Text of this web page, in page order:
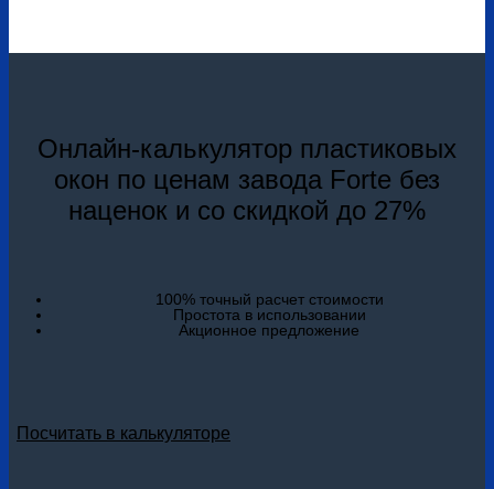
Онлайн-калькулятор пластиковых
окон по ценам завода Forte без
наценок и со скидкой до 27%
100% точный расчет стоимости
Простота в использовании
Акционное предложение
Посчитать в калькуляторе